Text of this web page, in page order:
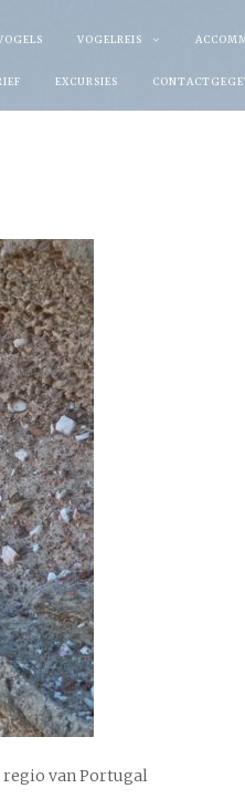
VOGELREIS
EXCURSIES
van Portugal